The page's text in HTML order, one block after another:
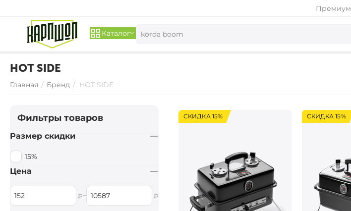
Премиум
Каталог
HOT SIDE
Главная / Бренд / HOT SIDE
СКИДКА 15% СКИДКА 15%
Фильтры товаров
Размер скидки
15%
Цена
₽– ₽